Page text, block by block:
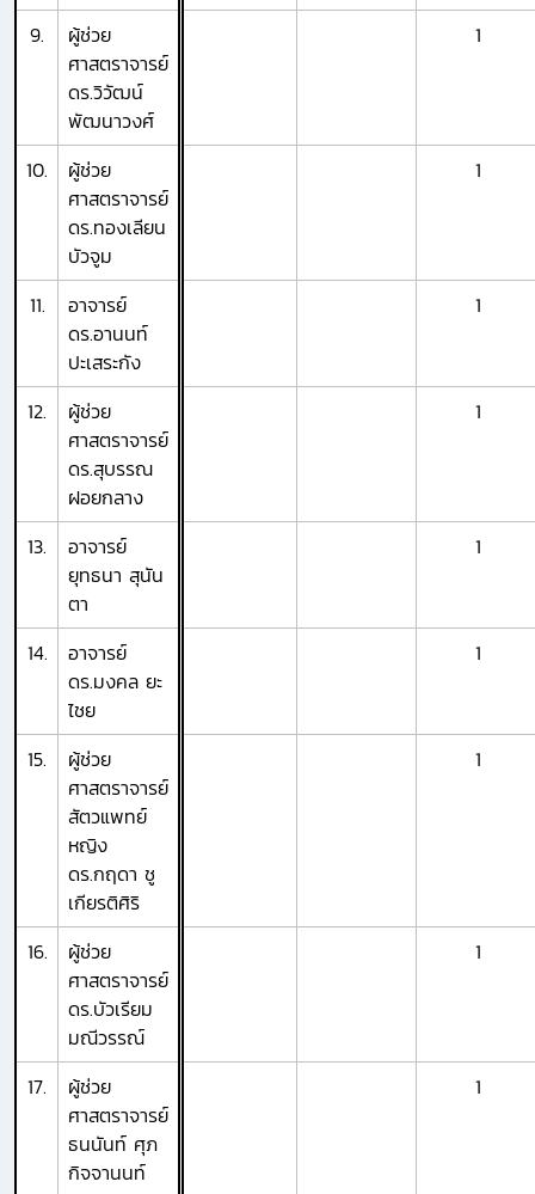
9.
ผู้ช่วย
ศาสตราจารย์
ดร.วิวัฒน์
พัฒนาวงศ์
1
10.
ผู้ช่วย
ศาสตราจารย์
ดร.ทองเลียน
บัวจูม
1
11.
อาจารย์
ดร.อานนท์
ปะเสระกัง
1
12.
ผู้ช่วย
ศาสตราจารย์
ดร.สุบรรณ
ฝอยกลาง
1
13.
อาจารย์
ยุทธนา สุนัน
ตา
1
14.
อาจารย์
ดร.มงคล ยะ
ไชย
1
15.
ผู้ช่วย
ศาสตราจารย์
สัตวแพทย์
หญิง
ดร.กฤดา ชู
เกียรติศิริ
1
16.
ผู้ช่วย
ศาสตราจารย์
ดร.บัวเรียม
มณีวรรณ์
1
17.
ผู้ช่วย
ศาสตราจารย์
ธนนันท์ ศุภ
กิจจานนท์
1